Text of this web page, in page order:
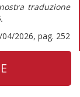
traduzione
2026, pag. 252